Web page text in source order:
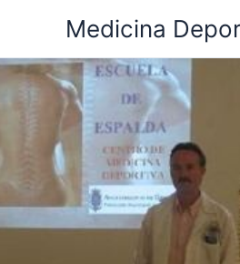
contenido
Medicina